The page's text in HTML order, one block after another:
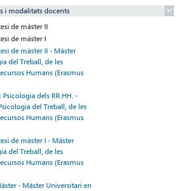
i modalitats docents
de màster II
de màster I
de màster II - Màster
del Treball, de les
Humans (Erasmus
dels RR.HH. -
del Treball, de les
Humans (Erasmus
de màster I - Màster
del Treball, de les
Humans (Erasmus
- Màster Universitari en